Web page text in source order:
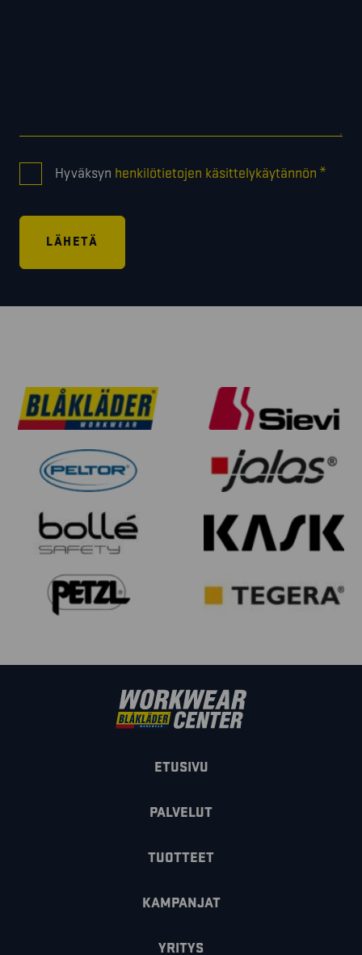
Hyväksyn henkilötietojen käsittelykäytännön *
ETUSIVU
PALVELUT
TUOTTEET
KAMPANJAT
YRITYS